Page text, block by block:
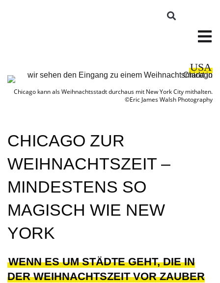
USA
Chicago kann als Weihnachtsstadt durchaus mit New York City mithalten.
©Eric James Walsh Photography
CHICAGO ZUR
WEIHNACHTSZEIT –
MINDESTENS SO
MAGISCH WIE NEW
YORK
WENN ES UM STÄDTE GEHT, DIE IN
DER WEIHNACHTSZEIT VOR ZAUBER